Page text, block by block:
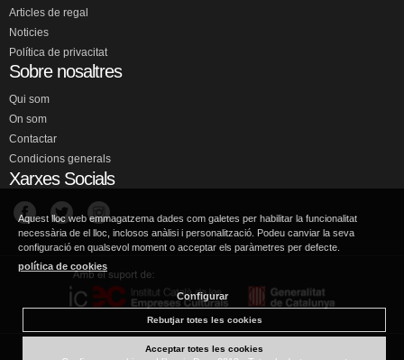
Articles de regal
Noticies
Política de privacitat
Sobre nosaltres
Qui som
On som
Contactar
Condicions generals
Xarxes Socials
Aquest lloc web emmagatzema dades com galetes per habilitar la funcionalitat
necessària de el lloc, inclosos anàlisi i personalització. Podeu canviar la seva
configuració en qualsevol moment o acceptar els paràmetres per defecte.
política de cookies
Configurar
Rebutjar totes les cookies
Acceptar totes les cookies